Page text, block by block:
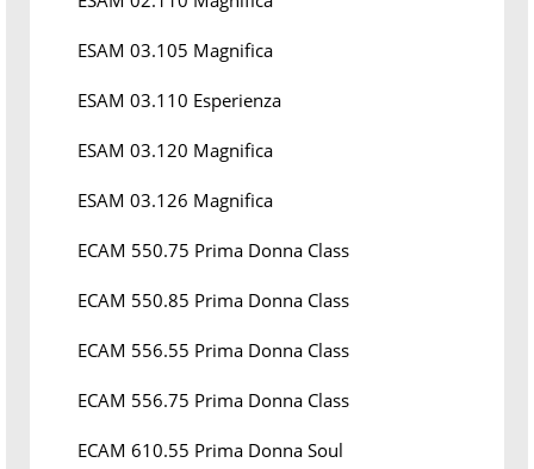
ESAM 03.105 Magnifica
ESAM 03.110 Esperienza
ESAM 03.120 Magnifica
ESAM 03.126 Magnifica
ECAM 550.75 Prima Donna Class
ECAM 550.85 Prima Donna Class
ECAM 556.55 Prima Donna Class
ECAM 556.75 Prima Donna Class
ECAM 610.55 Prima Donna Soul